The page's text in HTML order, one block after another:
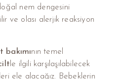
nem dengesini
ve olası alerjik reaksiyon
bakımının temel
le ilgili karşılaşılabilecek
ele alacağız. Bebeklerin